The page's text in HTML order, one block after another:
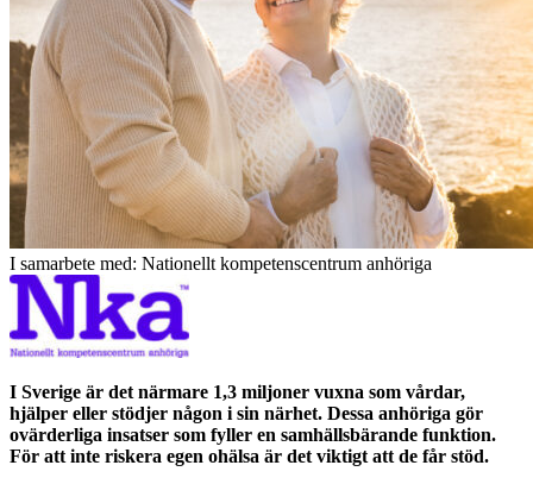
I samarbete med: Nationellt kompetenscentrum anhöriga
I Sverige är det närmare 1,3 miljoner vuxna som vårdar,
hjälper eller stödjer någon i sin närhet. Dessa anhöriga gör
ovärderliga insatser som fyller en samhällsbärande funktion.
För att inte riskera egen ohälsa är det viktigt att de får stöd.